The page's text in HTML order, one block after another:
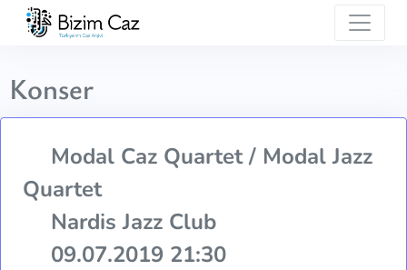
Konser
Modal Caz Quartet / Modal Jazz
Quartet
Nardis Jazz Club
09.07.2019 21:30